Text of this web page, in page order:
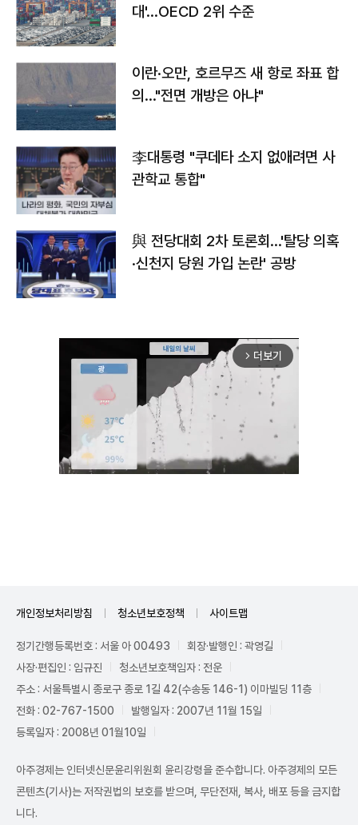
대'…OECD 2위 수준
이란·오만, 호르무즈 새 항로 좌표 합
의…"전면 개방은 아냐"
李대통령 "쿠데타 소지 없애려면 사
관학교 통합"
與 전당대회 2차 토론회…'탈당 의혹
·신천지 당원 가입 논란' 공방
arrow_forward_ios 더보기
개인정보처리방침 청소년보호정책 사이트맵
정기간행등록번호 : 서울 아 00493
회장·발행인 : 곽영길
사장·편집인 : 임규진
청소년보호책임자 : 전운
주소 : 서울특별시 종로구 종로 1길 42(수송동 146-1) 이마빌딩 11층
전화 : 02-767-1500
발행일자 : 2007년 11월 15일
등록일자 : 2008년 01월10일
아주경제는 인터넷신문윤리위원회 윤리강령을 준수합니다. 아주경제의 모든
콘텐츠(기사)는 저작권법의 보호를 받으며, 무단전재, 복사, 배포 등을 금지합
니다.